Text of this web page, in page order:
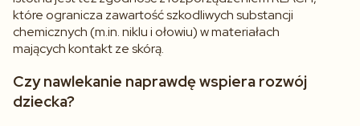
które ogranicza zawartość szkodliwych substancji
chemicznych (m.in. niklu i ołowiu) w materiałach
mających kontakt ze skórą.
Czy nawlekanie naprawdę wspiera rozwój
dziecka?